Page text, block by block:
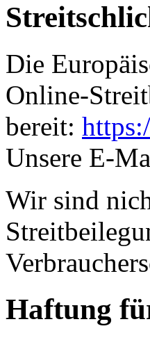
Die
Online-
bereit:
Unsere E-
Wir sind
Haftung